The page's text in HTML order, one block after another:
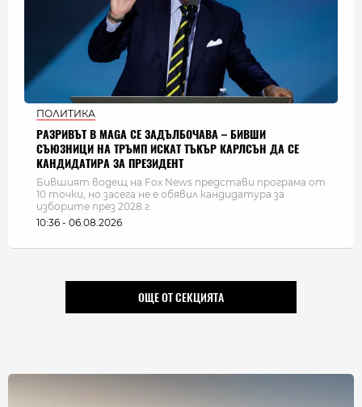
ПОЛИТИКА
РАЗРИВЪТ В MAGA СЕ ЗАДЪЛБОЧАВА – БИВШИ
СЪЮЗНИЦИ НА ТРЪМП ИСКАТ ТЪКЪР КАРЛСЪН ДА СЕ
КАНДИДАТИРА ЗА ПРЕЗИДЕНТ
Бившият водещ на Fox News представи програма от
10 точки, но засега не е обявил кандидатура за
изборите през 2028 г.
10:36 - 06.08.2026
ОЩЕ ОТ СЕКЦИЯТА